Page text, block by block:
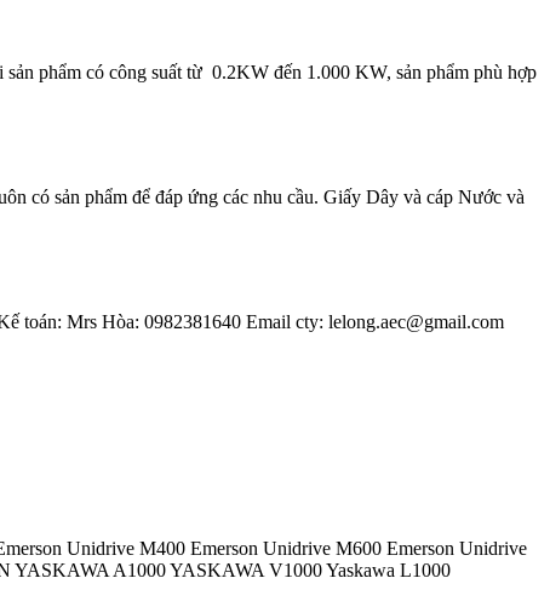
phẩm có công suất từ 0.2KW đến 1.000 KW, sản phẩm phù hợp
có sản phẩm để đáp ứng các nhu cầu. Giấy Dây và cáp Nước và
toán: Mrs Hòa: 0982381640 Email cty: lelong.aec@gmail.com
Unidrive M400 Emerson Unidrive M600 Emerson Unidrive
A1000 YASKAWA V1000 Yaskawa L1000